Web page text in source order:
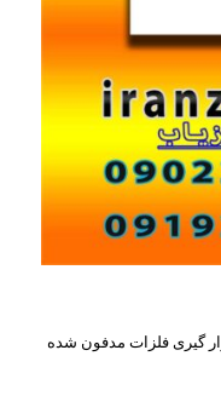
گیری فلزات مدفون شده